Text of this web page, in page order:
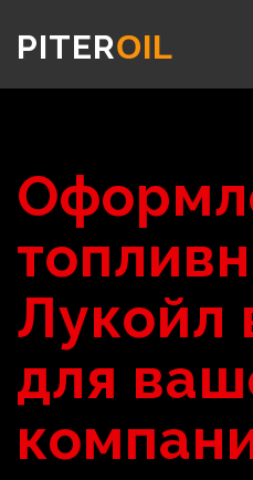
PITEROIL
Лукойл
для